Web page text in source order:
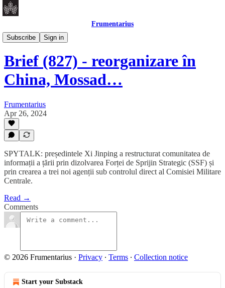
Frumentarius
Subscribe
Sign in
Daily Brief
Brief (827) - reorganizare în
China, Mossad…
Frumentarius
Apr 26, 2024
SPYTALK: președintele Xi Jinping a restructurat comunitatea de
informații a țării prin dizolvarea Forței de Sprijin Strategic (SSF) și
prin crearea a trei noi agenții sub controlul direct al Comisiei Militare
Centrale.
Read →
Comments
© 2026 Frumentarius · Privacy ∙ Terms ∙ Collection notice
Start your Substack